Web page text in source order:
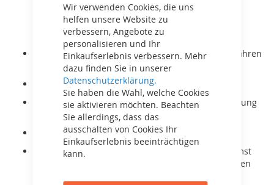
Wir verwenden Cookies, die uns
helfen unsere Website zu
verbessern, Angebote zu
personalisieren und Ihr
Einkaufserlebnis verbessern. Mehr
dazu finden Sie in unserer
Datenschutzerklärung.
Sie haben die Wahl, welche Cookies
sie aktivieren möchten. Beachten
Sie allerdings, dass das
ausschalten von Cookies Ihr
Einkaufserlebnis beeinträchtigen
kann.
Der BERG XL ist für Kinder und Erwachsene ab 5 Jahren
bzw. Körpergröße 125-190cm geeignet.
Er wächst mit dank verstellbarem Sitz.
Sehr robuster Rahmen, auch für gewerbliche Nutzung
geeignet.
Mit Dreigangschaltung!
Mit dem BFR System kann mit den Pedalen gebremst
werden und nach dem Stillstand rückwärts gefahren